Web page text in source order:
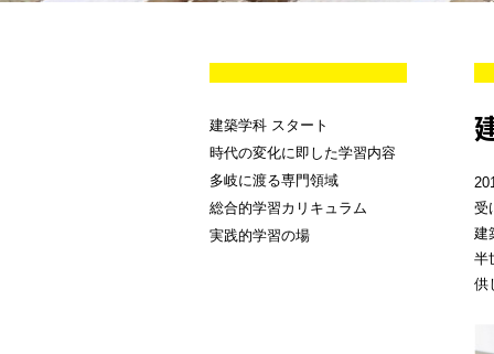
受
建
半
供
建築学科 スタート
時代の変化に即した学習内容
多岐に渡る専門領域
総合的学習カリキュラム
実践的学習の場